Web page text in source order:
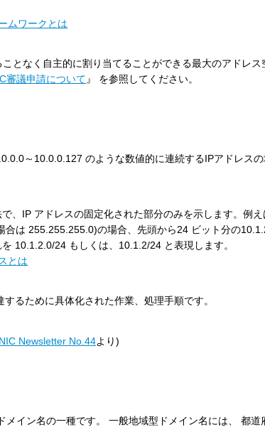
ムワークとは
となく自主的に割り当てることができる最大のアドレス
審議申請について 』 を参照してください。
～10.0.0.127 のような数値的に連続するIPアドレス
、IP アドレスの固定化された部分のみを示します。例
は 255.255.255.0)の場合、先頭から24 ビット分の
10.1.2.0/24 もしくは、10.1.2/24 と表現します。
とは
るために具体化された作業、処理手順です。
Newsletter No.44より)
イン名の一種です。 一般地域型ドメイン名には、 都道